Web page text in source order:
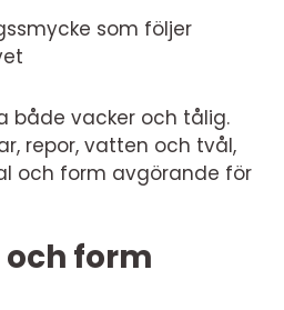
som följer
både vacker och tålig.
repor, vatten och tvål,
och form avgörande för
form